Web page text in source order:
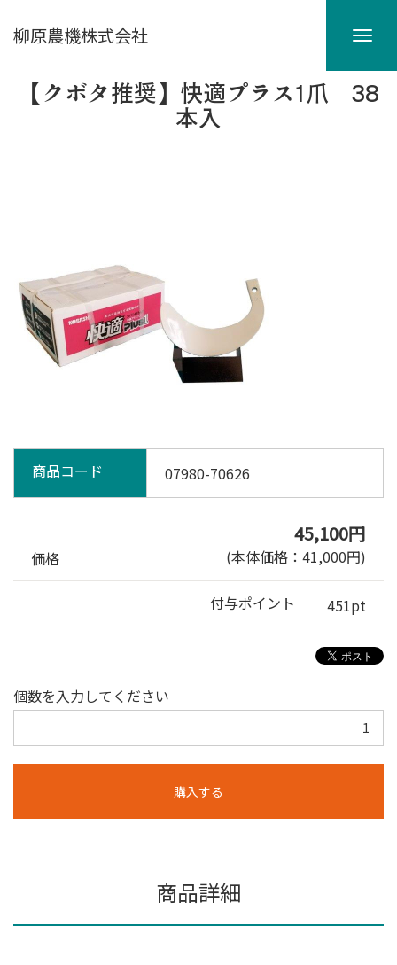
柳原農機株式会社
【クボタ推奨】快適プラス1爪 38
本入
価格
45,100円
(本体価格：41,000円)
付与ポイント 451pt
商品コード 07980-70626
個数を入力してください
商品詳細